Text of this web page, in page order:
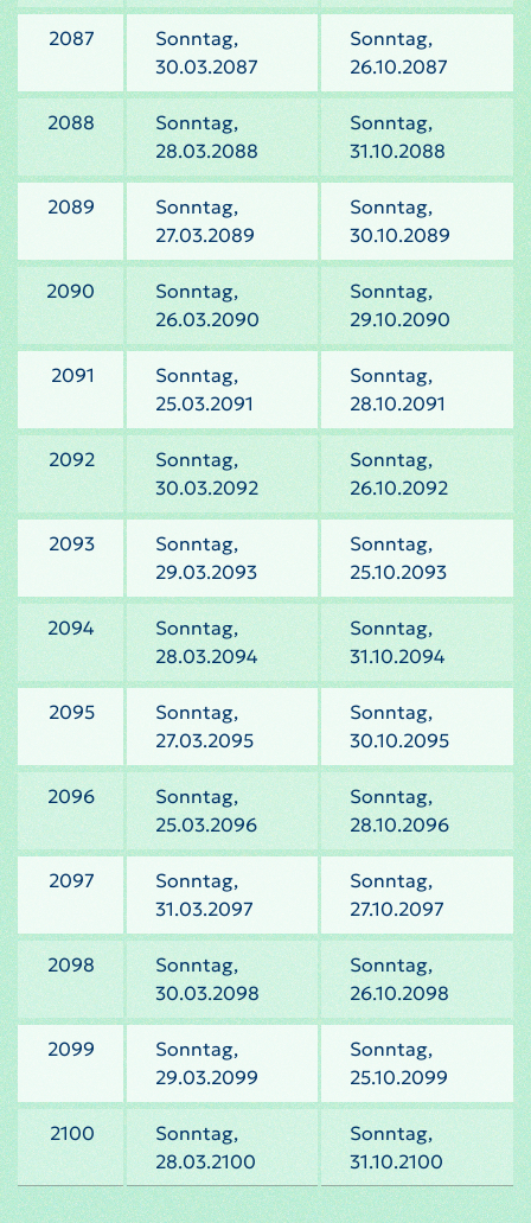
2087
Sonntag,
30.03.2087
Sonntag,
26.10.2087
2088
Sonntag,
28.03.2088
Sonntag,
31.10.2088
2089
Sonntag,
27.03.2089
Sonntag,
30.10.2089
2090
Sonntag,
26.03.2090
Sonntag,
29.10.2090
2091
Sonntag,
25.03.2091
Sonntag,
28.10.2091
2092
Sonntag,
30.03.2092
Sonntag,
26.10.2092
2093
Sonntag,
29.03.2093
Sonntag,
25.10.2093
2094
Sonntag,
28.03.2094
Sonntag,
31.10.2094
2095
Sonntag,
27.03.2095
Sonntag,
30.10.2095
2096
Sonntag,
25.03.2096
Sonntag,
28.10.2096
2097
Sonntag,
31.03.2097
Sonntag,
27.10.2097
2098
Sonntag,
30.03.2098
Sonntag,
26.10.2098
2099
Sonntag,
29.03.2099
Sonntag,
25.10.2099
2100
Sonntag,
28.03.2100
Sonntag,
31.10.2100